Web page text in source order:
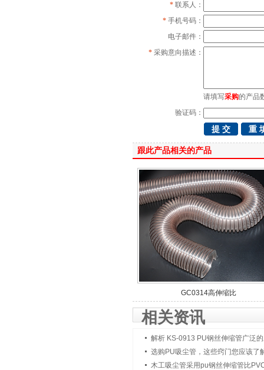
* 联系人：
* 手机号码：
电子邮件：
* 采购意向描述：
请填写采购的产品
验证码：
跟此产品相关的产品
GC0314高伸缩比
相关资讯
解析 KS-0913 PU钢丝伸缩管广泛
选购PU吸尘管，这些窍门您应该了
木工吸尘管采用pu钢丝伸缩管比